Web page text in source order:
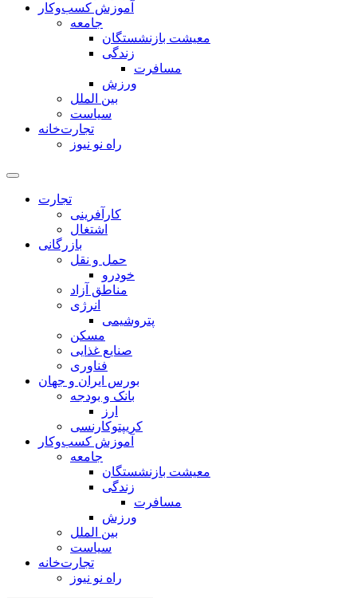
آموزش کسب‌وکار
جامعه
معیشت بازنشستگان
زندگی
مسافرت
ورزش
بین الملل
سیاست
تجارت‌خانه
راه نو نیوز
تجارت
کارآفرینی
اشتغال
بازرگانی
حمل و نقل
خودرو
مناطق آزاد
انرژی
پتروشیمی
مسکن
صنایع غذایی
فناوری
بورس ایران و جهان
بانک و بودجه
ارز
کریپتوکارنسی
آموزش کسب‌وکار
جامعه
معیشت بازنشستگان
زندگی
مسافرت
ورزش
بین الملل
سیاست
تجارت‌خانه
راه نو نیوز